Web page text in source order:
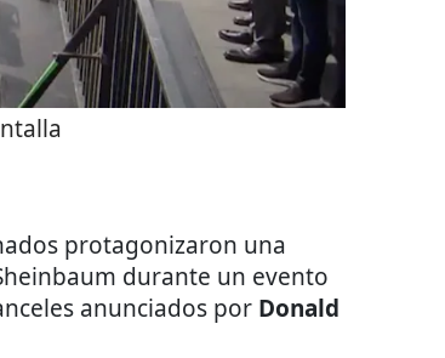
protagonizaron una
durante un evento
anunciados por Donald